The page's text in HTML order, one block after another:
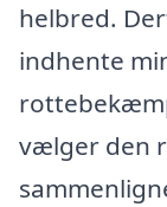
helbred.
indhente
vælger den